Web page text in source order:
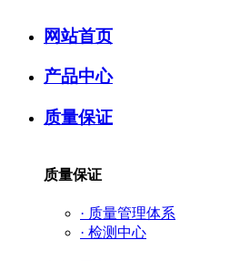
网站首页
产品中心
质量保证
质量保证
· 质量管理体系
· 检测中心